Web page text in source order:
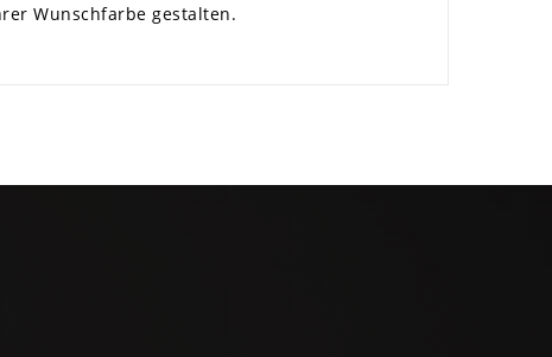
Wunschfarbe gestalten.